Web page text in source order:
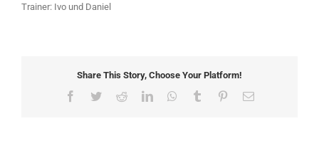
Trainer: Ivo und Daniel
Share This Story, Choose Your Platform!
Facebook
TwitterRedditLinkedInWhatsApp
Tumblr PinterestEmail